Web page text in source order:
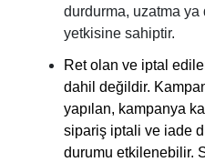
durdurma, uzatma
yetkisine sahiptir.
Ret olan ve iptal
dahil değildir.
yapılan, kampanya
sipariş iptali ve iade
durumu etkilenebilir.